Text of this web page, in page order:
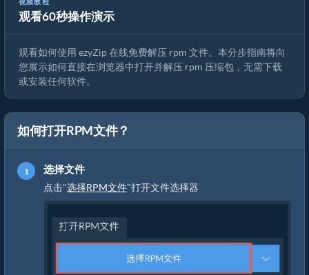
观看60秒操作演示
如何使用 ezyZip 在线解压 rpm 文件（免费，无需安装）
观看如何使用 ezyZip 在线免费解压 rpm 文件。本分步指南将向
您展示如何直接在浏览器中打开并解压 rpm 压缩包，无需下载
或安装任何软件。
如何打开RPM文件？
选择文件
点击"选择RPM文件"打开文件选择器